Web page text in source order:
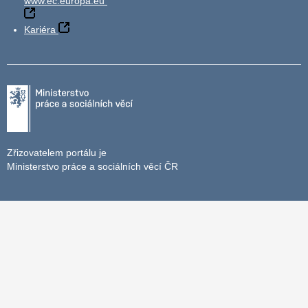
Kariéra
Zřizovatelem portálu je
Ministerstvo práce a sociálních věcí ČR